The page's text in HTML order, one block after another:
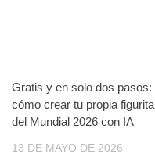
Gratis y en solo dos pasos:
cómo crear tu propia figurita
del Mundial 2026 con IA
13 DE MAYO DE 2026